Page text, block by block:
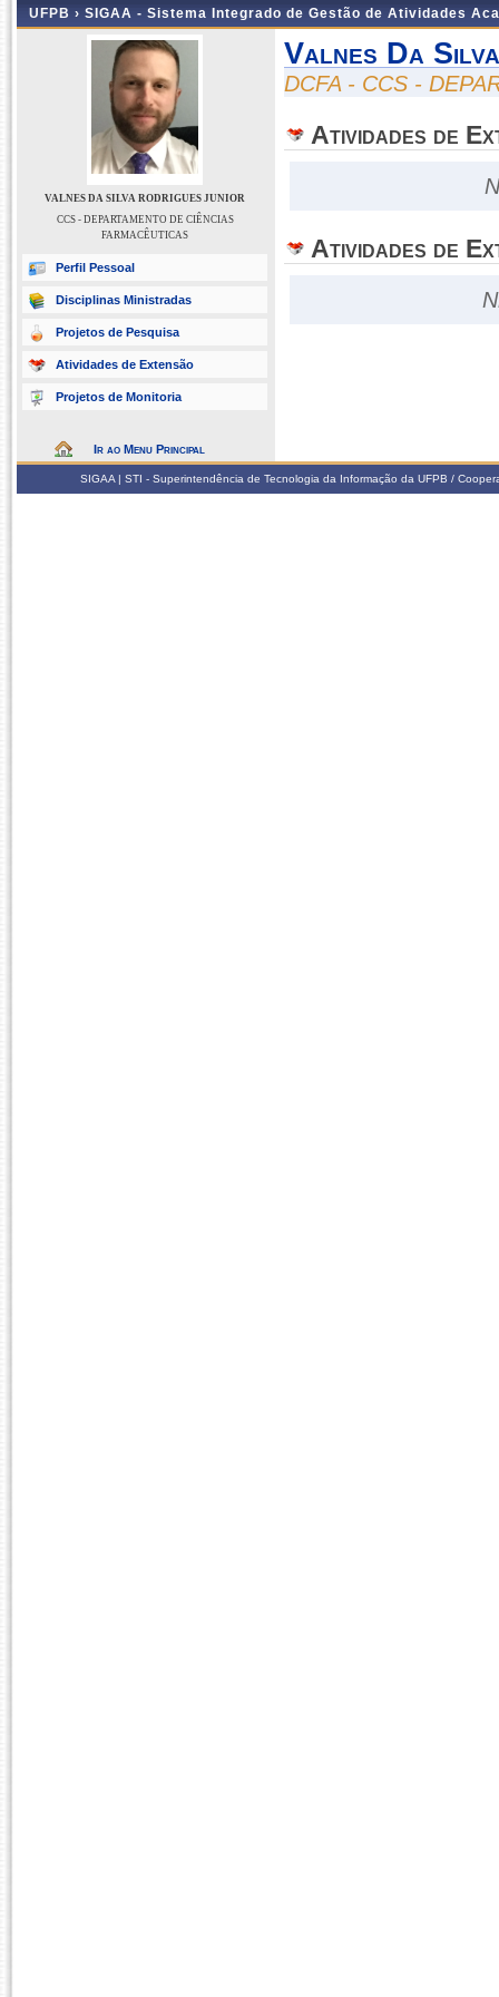
UFPB › SIGAA - Sistema Integrado de Gestão de Atividades
VALNES DA SILVA RODRIGUES JUNIOR
CCS - DEPARTAMENTO DE CIÊNCIAS
FARMACÊUTICAS
Perfil Pessoal
Disciplinas Ministradas
Projetos de Pesquisa
Atividades de Extensão
Projetos de Monitoria
Ir ao Menu Principal
Valnes Da
DCFA - CCS -
Atividades de
Atividades de
SIGAA | STI - Superintendência de Tecnologia da Informação da UFPB /